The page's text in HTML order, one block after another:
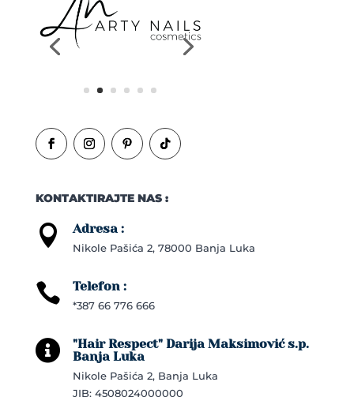
KONTAKTIRAJTE NAS :
 Adresa :
Nikole Pašića 2, 78000 Banja Luka
 Telefon :
*387 66 776 666

"Hair Respect" Darija Maksimović s.p.
Banja Luka
Nikole Pašića 2, Banja Luka
JIB: 4508024000000